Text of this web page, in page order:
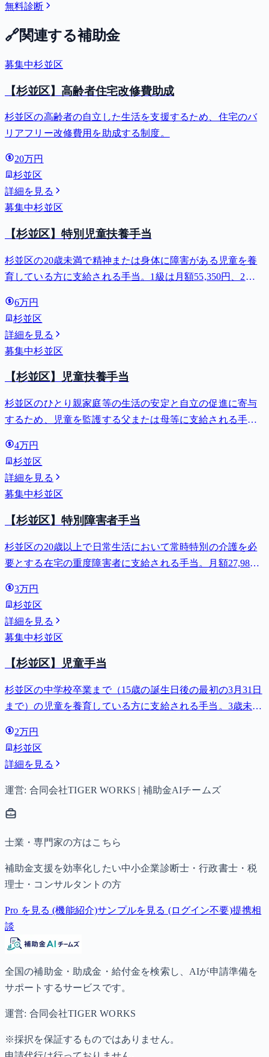
無料診断
🔗関連する補助金
募集中杉並区
【杉並区】高齢者住宅改修費助成
杉並区の高齢者の自立した生活を支援するため、住宅のバ
リアフリー改修費用を助成する制度。
20万円
杉並区
詳細を見る
募集中杉並区
【杉並区】特別児童扶養手当
杉並区の20歳未満で精神または身体に障害がある児童を養
育している方に支給される手当。1級は月額55,350円、2級
6万円
杉並区
詳細を見る
募集中杉並区
【杉並区】児童扶養手当
杉並区のひとり親家庭等の生活の安定と自立の促進に寄与
するため、児童を監護する父または母等に支給される手
4万円
杉並区
詳細を見る
募集中杉並区
【杉並区】特別障害者手当
杉並区の20歳以上で日常生活において常時特別の介護を必
要とする在宅の重度障害者に支給される手当。月額27,980
3万円
杉並区
詳細を見る
募集中杉並区
【杉並区】児童手当
杉並区の中学校卒業まで（15歳の誕生日後の最初の3月31日
まで）の児童を養育している方に支給される手当。3歳未満
子以降は15,000円）、中学生は月額10,000円。
2万円
杉並区
詳細を見る
運営: 合同会社TIGER WORKS | 補助金AIチームズ
士業・専門家の方はこちら
補助金支援を効率化したい中小企業診断士・行政書士・税
理士・コンサルタントの方
Pro を見る (機能紹介)サンプルを見る (ログイン不要)提携相
談
全国の補助金・助成金・給付金を検索し、AIが申請準備を
サポートするサービスです。
運営: 合同会社TIGER WORKS
※採択を保証するものではありません。